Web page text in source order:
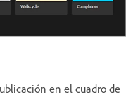
en el cuadro de